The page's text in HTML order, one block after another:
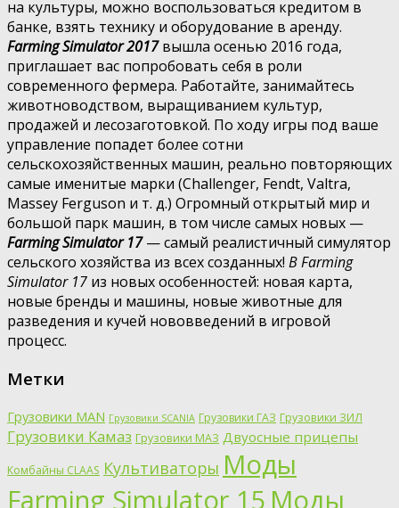
на культуры, можно воспользоваться кредитом в
банке, взять технику и оборудование в аренду.
Farming Simulator 2017вышла осенью 2016 года,
приглашает вас попробовать себя в роли
современного фермера. Работайте, занимайтесь
животноводством, выращиванием культур,
продажей и лесозаготовкой. По ходу игры под ваше
управление попадет более сотни
сельскохозяйственных машин, реально повторяющих
самые именитые марки (Challenger, Fendt, Valtra,
Massey Ferguson и т. д.) Огромный открытый мир и
большой парк машин, в том числе самых новых —
Farming Simulator 17 — самый реалистичный симулятор
сельского хозяйства из всех созданных! В Farming
Simulator 17 из новых особенностей: новая карта,
новые бренды и машины, новые животные для
разведения и кучей нововведений в игровой
процесс.
Метки
Грузовики MAN Грузовики SCANIA Грузовики ГАЗ Грузовики ЗИЛ
Грузовики Камаз Грузовики МАЗ Двуосные прицепы
Комбайны CLAAS Культиваторы Моды
Farming Simulator 15 Моды